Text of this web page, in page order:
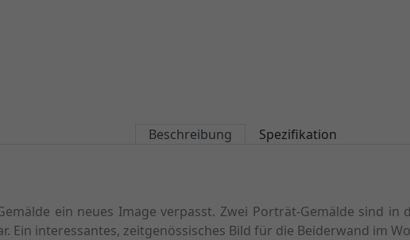
Beschreibung Spezifikation
ein neues Image verpasst. Zwei Porträt-Gemälde sind
Ein interessantes, zeitgenössisches Bild für die Beiderwand im